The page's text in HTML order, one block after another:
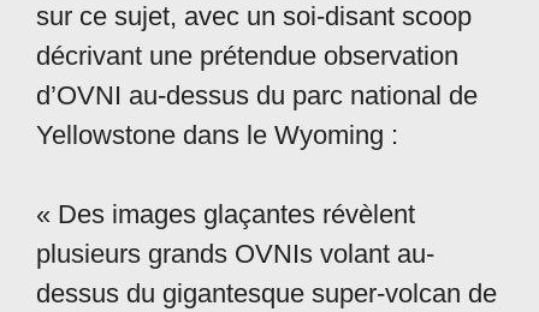
sur ce sujet, avec un soi-disant scoop
décrivant une prétendue observation
d’OVNI au-dessus du parc national de
Yellowstone dans le Wyoming :
« Des images glaçantes révèlent
plusieurs grands OVNIs volant au-
dessus du gigantesque super-volcan de